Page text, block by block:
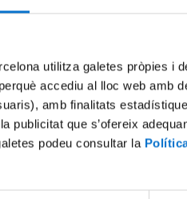
utilitza galetes pròpies i
accediu al lloc web amb
amb finalitats
publicitat que s’ofereix
podeu consultar la